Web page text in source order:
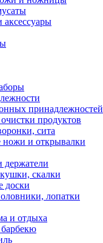
аксессуары
принадлежностей
продуктов
сита
ножи и открывалки
держатели
скалки
доски
лопатки
и отдыха